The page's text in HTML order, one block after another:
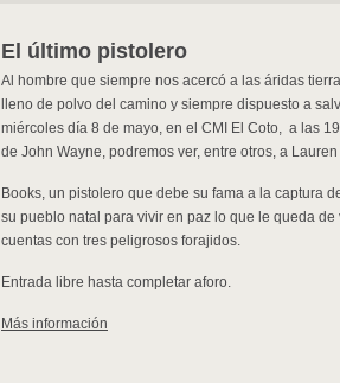
El último pistolero
Al hombre que siempre nos acercó a las áridas
lleno de polvo del camino y siempre dispuesto a
miércoles día 8 de mayo, en el CMI El Coto, a las
de John Wayne, podremos ver, entre otros, a
Books, un pistolero que debe su fama a la captura
su pueblo natal para vivir en paz lo que le queda
cuentas con tres peligrosos forajidos.
Entrada libre hasta completar aforo.
Más información